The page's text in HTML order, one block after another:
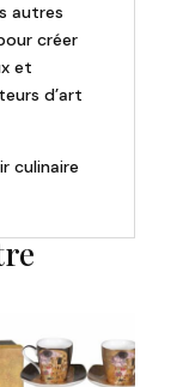
autres
créer
et
d’art
culinaire